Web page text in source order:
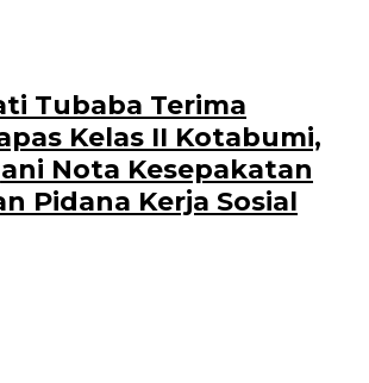
Tubaba Terima
Kelas II Kotabumi,
Nota Kesepakatan
Pidana Kerja Sosial